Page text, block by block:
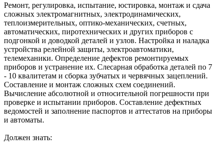
Ремонт, регулировка, испытание, юстировка, монтаж и сдача
сложных электромагнитных, электродинамических,
теплоизмерительных, оптико-механических, счетных,
автоматических, пиротехнических и других приборов с
подгонкой и доводкой деталей и узлов. Настройка и наладка
устройства релейной защиты, электроавтоматики,
телемеханики. Определение дефектов ремонтируемых
приборов и устранение их. Слесарная обработка деталей по 7
- 10 квалитетам и сборка зубчатых и червячных зацеплений.
Составление и монтаж сложных схем соединений.
Вычисление абсолютной и относительной погрешности при
проверке и испытании приборов. Составление дефектных
ведомостей и заполнение паспортов и аттестатов на приборы
и автоматы.
Должен знать: